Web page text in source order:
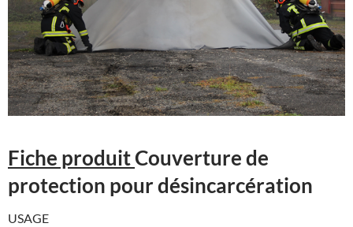
Fiche produitCouverture de
protection pour désincarcération
USAGE